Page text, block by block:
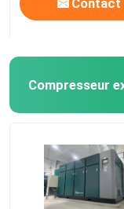
Compresseur